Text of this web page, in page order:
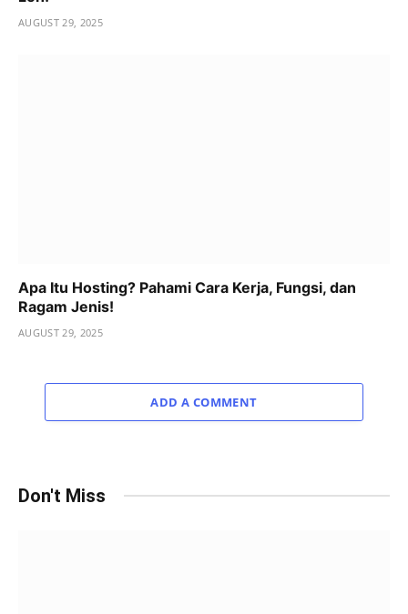
AUGUST 29, 2025
Apa Itu Hosting? Pahami Cara Kerja, Fungsi, dan
Ragam Jenis!
AUGUST 29, 2025
ADD A COMMENT
Don't Miss